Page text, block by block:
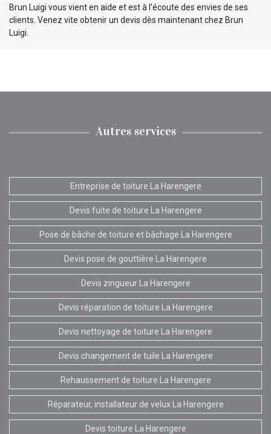
Brun Luigi vous vient en aide et est à l’écoute des envies de ses
clients. Venez vite obtenir un devis dès maintenant chez Brun
Luigi.
Autres services
Entreprise de toiture La Harengere
Devis fuite de toiture La Harengere
Pose de bâche de toiture et bâchage La Harengere
Devis pose de gouttière La Harengere
Devis zingueur La Harengere
Devis réparation de toiture La Harengere
Devis nettoyage de toiture La Harengere
Devis changement de tuile La Harengere
Rehaussement de toiture La Harengere
Réparateur, installateur de velux La Harengere
Devis toiture La Harengere